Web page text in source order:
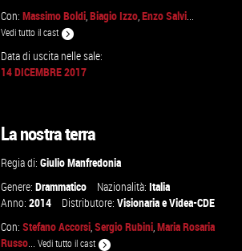
Con:Massimo Boldi,Biagio Izzo,Enzo Salvi...
Vedi tutto il cast
Data di uscita nelle sale:
14 DICEMBRE 2017
La nostra terra
Regia di:Giulio Manfredonia
Genere:Drammatico Nazionalità:Italia
Anno:2014 Distributore:VisionariaeVidea-CDE
Con:Stefano Accorsi,Sergio Rubini,Maria Rosaria
Russo...Vedi tutto il cast